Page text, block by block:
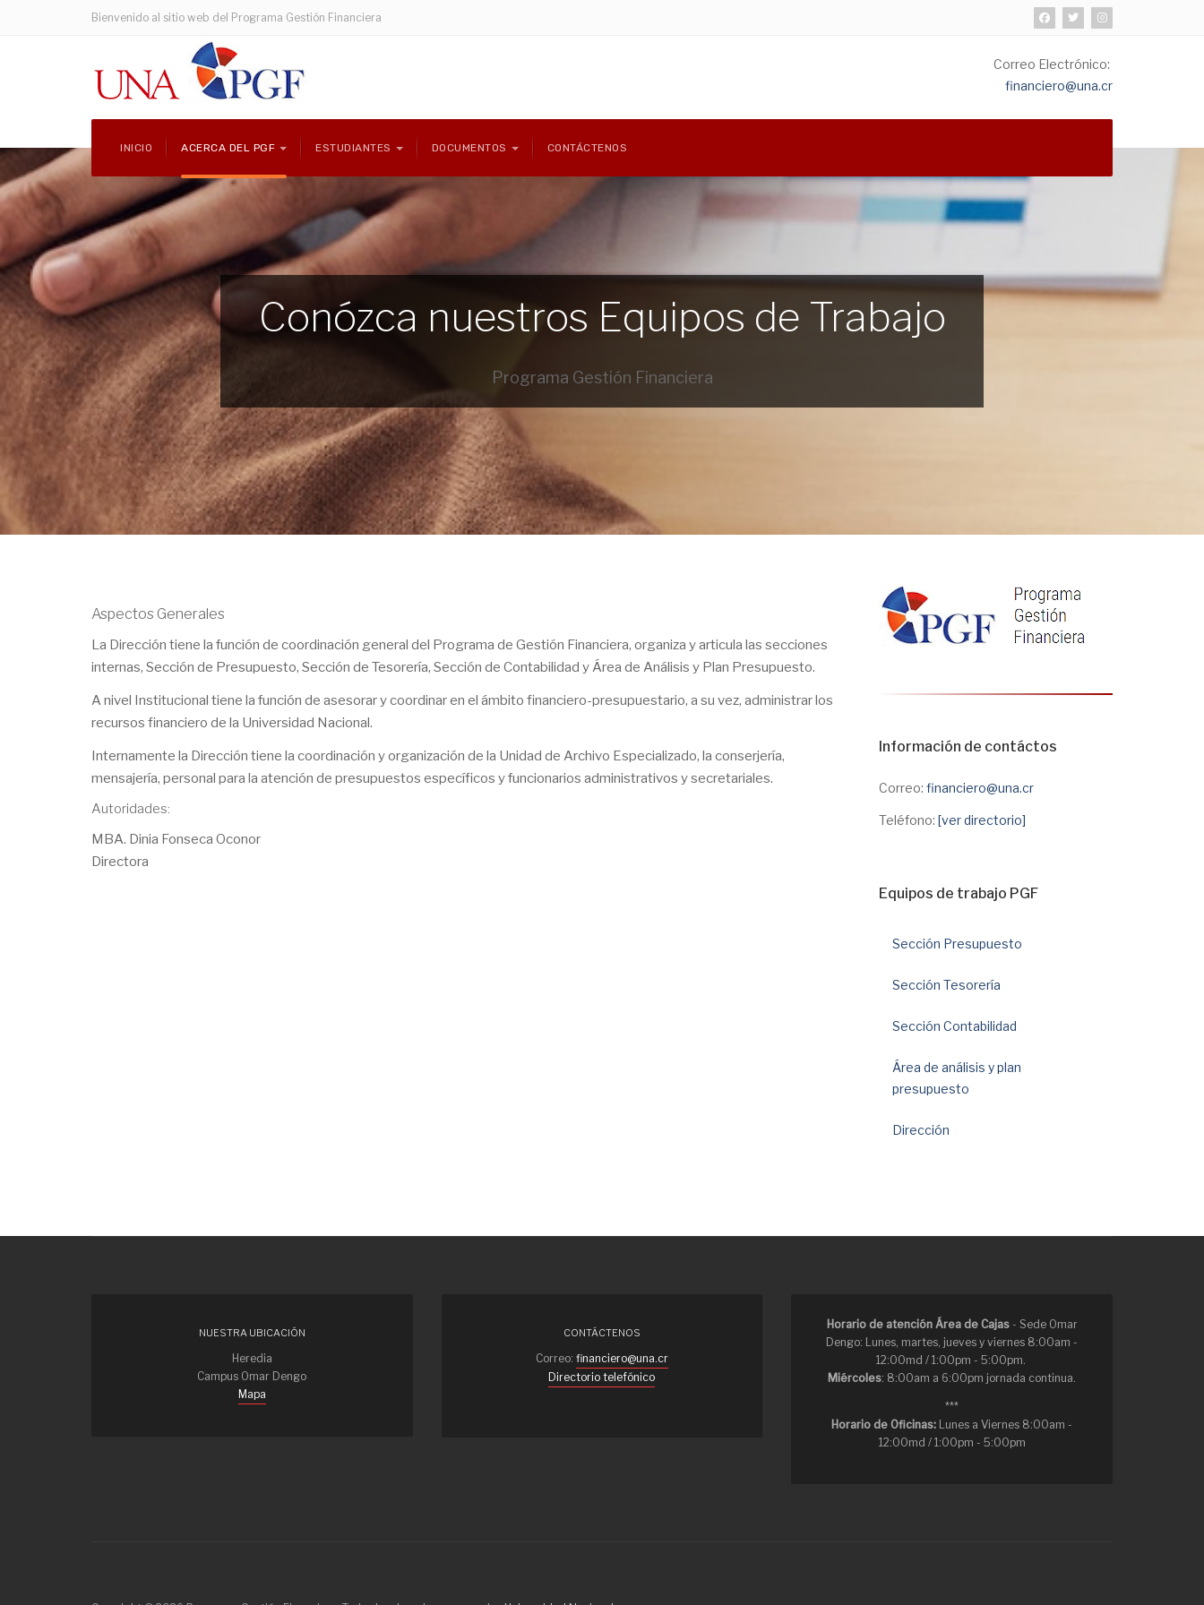
Bienvenido al sitio web del Programa Gestión Financiera
Correo Electrónico:
financiero@una.cr
INICIO ACERCA DEL PGF ESTUDIANTES DOCUMENTOS CONTÁCTENOS
Conózca nuestros Equipos de Trabajo
Programa Gestión Financiera
Aspectos Generales
La Dirección tiene la función de coordinación general del Programa de Gestión Financiera, organiza y articula las secciones
internas, Sección de Presupuesto, Sección de Tesorería, Sección de Contabilidad y Área de Análisis y Plan Presupuesto.
A nivel Institucional tiene la función de asesorar y coordinar en el ámbito financiero-presupuestario, a su vez, administrar los
recursos financiero de la Universidad Nacional.
Internamente la Dirección tiene la coordinación y organización de la Unidad de Archivo Especializado, la conserjería,
mensajería, personal para la atención de presupuestos específicos y funcionarios administrativos y secretariales.
Autoridades:
MBA. Dinia Fonseca Oconor
Directora
Información de contáctos
Correo: financiero@una.cr
Teléfono: [ver directorio]
Equipos de trabajo PGF
Sección Presupuesto
Sección Tesorería
Sección Contabilidad
Área de análisis y plan
presupuesto
Dirección
NUESTRA UBICACIÓN
Heredia
Campus Omar Dengo
Mapa
CONTÁCTENOS
Correo: financiero@una.cr
Directorio telefónico
Horario de atención Área de Cajas- Sede Omar
Dengo: Lunes, martes, jueves y viernes 8:00am -
12:00md / 1:00pm - 5:00pm.
Miércoles: 8:00am a 6:00pm jornada continua.
***
Horario de Oficinas: Lunes a Viernes 8:00am -
12:00md / 1:00pm - 5:00pm